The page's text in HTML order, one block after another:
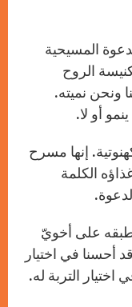
المسيحية
الروح
ونحن نميته.
أو لا.
إنها مسرح
الكلمة
على أخويّ
أحسنا في اختيار
التربة له.